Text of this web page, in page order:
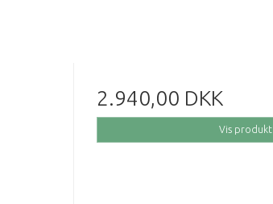
2.940,00 DKK
Vis produkt